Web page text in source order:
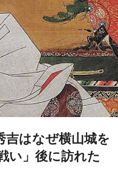
吉はなぜ横山城を
い」後に訪れた